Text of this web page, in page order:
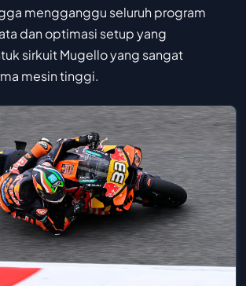
mengganggu seluruh program
dan optimasi setup yang
sirkuit Mugello yang sangat
mesin tinggi.